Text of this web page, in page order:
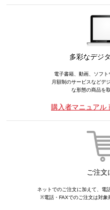
多彩なデジ
電子書籍、動画、ソフト
月額制のサービスなどデ
な形態の商品を
購入者マニュアル
ご注文
ネットでのご注文に加えて、電
※電話・FAXでのご注文は対象